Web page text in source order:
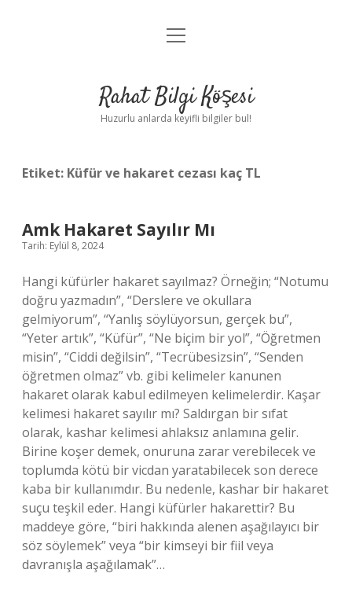
Anasayfa
Yasal Uyarı
menüyü
Rahat Bilgi Köşesi
Huzurlu anlarda keyifli bilgiler bul!
Etiket: Küfür ve hakaret cezası kaç TL
Amk Hakaret Sayılır Mı
Tarih: Eylül 8, 2024
Hangi küfürler hakaret sayılmaz? Örneğin; “Notumu
doğru yazmadın”, “Derslere ve okullara
gelmiyorum”, “Yanlış söylüyorsun, gerçek bu”,
“Yeter artık”, “Küfür”, “Ne biçim bir yol”, “Öğretmen
misin”, “Ciddi değilsin”, “Tecrübesizsin”, “Senden
öğretmen olmaz” vb. gibi kelimeler kanunen
hakaret olarak kabul edilmeyen kelimelerdir. Kaşar
kelimesi hakaret sayılır mı? Saldırgan bir sıfat
olarak, kashar kelimesi ahlaksız anlamına gelir.
Birine koşer demek, onuruna zarar verebilecek ve
toplumda kötü bir vicdan yaratabilecek son derece
kaba bir kullanımdır. Bu nedenle, kashar bir hakaret
suçu teşkil eder. Hangi küfürler hakarettir? Bu
maddeye göre, “biri hakkında alenen aşağılayıcı bir
söz söylemek” veya “bir kimseyi bir fiil veya
davranışla aşağılamak”…